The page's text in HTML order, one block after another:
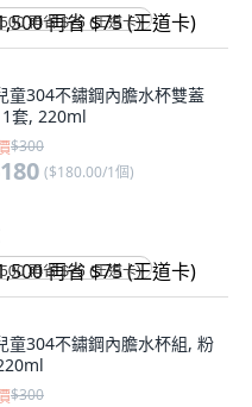
再省 $75 (王道卡)
童304不鏽鋼內膽水杯雙蓋
套, 220ml
$300
($180.00/1個)
再省 $75 (王道卡)
童304不鏽鋼內膽水杯組, 粉
$300